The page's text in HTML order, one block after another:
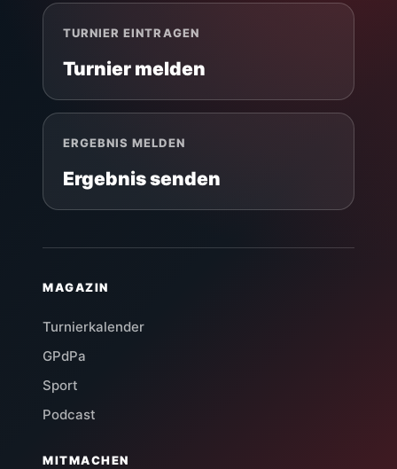
TURNIER EINTRAGEN
Turnier melden
ERGEBNIS MELDEN
Ergebnis senden
MAGAZIN
Turnierkalender
GPdPa
Sport
Podcast
MITMACHEN